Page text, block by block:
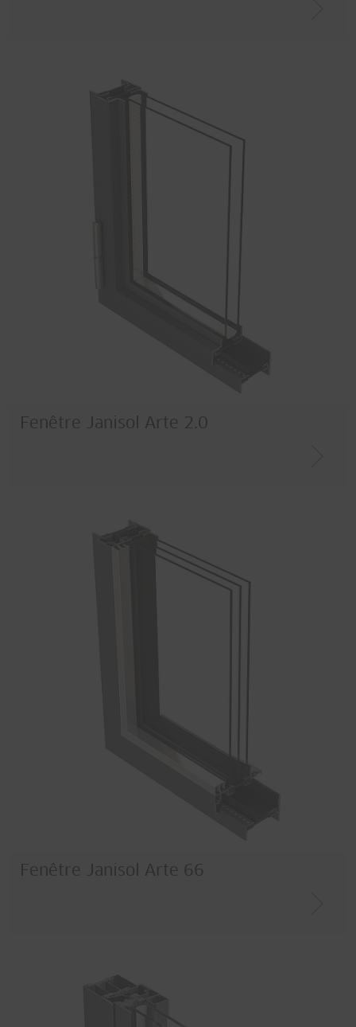
Fenêtre Janisol Arte 2.0
Fenêtre Janisol Arte 66